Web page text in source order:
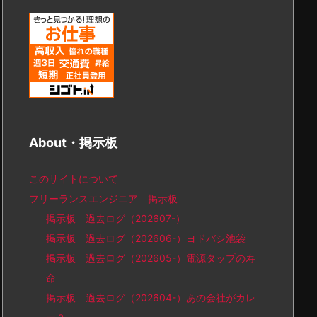
About・掲示板
このサイトについて
フリーランスエンジニア 掲示板
掲示板 過去ログ（202607-）
掲示板 過去ログ（202606-）ヨドバシ池袋
掲示板 過去ログ（202605-）電源タップの寿
命
掲示板 過去ログ（202604-）あの会社がカレ